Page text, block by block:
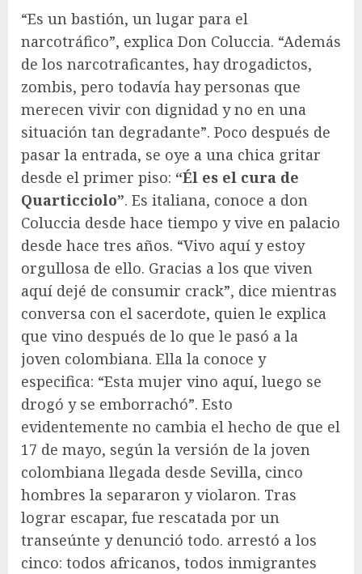
“Es un bastión, un lugar para el
narcotráfico”, explica Don Coluccia. “Además
de los narcotraficantes, hay drogadictos,
zombis, pero todavía hay personas que
merecen vivir con dignidad y no en una
situación tan degradante”. Poco después de
pasar la entrada, se oye a una chica gritar
desde el primer piso: “Él es el cura de
Quarticciolo”. Es italiana, conoce a don
Coluccia desde hace tiempo y vive en palacio
desde hace tres años. “Vivo aquí y estoy
orgullosa de ello. Gracias a los que viven
aquí dejé de consumir crack”, dice mientras
conversa con el sacerdote, quien le explica
que vino después de lo que le pasó a la
joven colombiana. Ella la conoce y
especifica: “Esta mujer vino aquí, luego se
drogó y se emborrachó”. Esto
evidentemente no cambia el hecho de que el
17 de mayo, según la versión de la joven
colombiana llegada desde Sevilla, cinco
hombres la separaron y violaron. Tras
lograr escapar, fue rescatada por un
transeúnte y denunció todo. arrestó a los
cinco: todos africanos, todos inmigrantes